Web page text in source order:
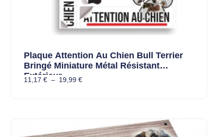
Plaque Attention Au Chien Bull Terrier
Bringé Miniature Métal Résistant
Extérieur
11,17 € – 19,99 €